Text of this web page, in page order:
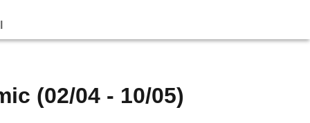
(02/04 - 10/05)